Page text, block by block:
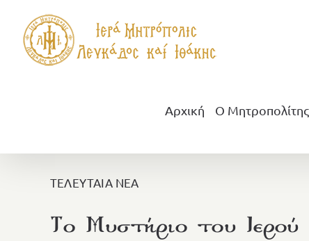
περιεχόμενο
Αρχική Ο Μητροπολίτης
ΤΕΛΕΥΤΑΙΑ ΝΕΑ
Το Μυστήριο του Ιερού